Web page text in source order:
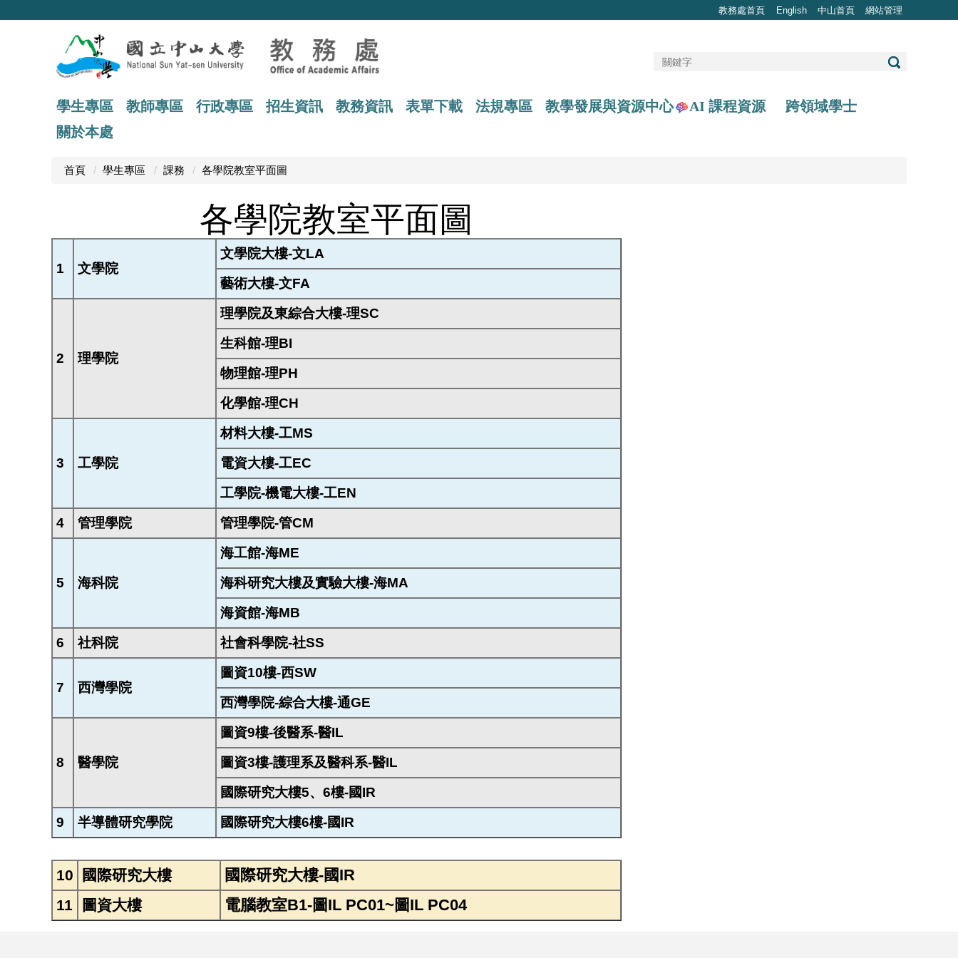
教務處首頁 English 中山首頁 網站管理
學生專區 教師專區 行政專區 招生資訊 教務資訊 表單下載 法規專區 教學發展與資源中心 AI 課程資源
跨領域學士
關於本處
首頁 學生專區 課務 各學院教室平面圖
各學院教室平面圖
1 文學院
文學院大樓-文LA
藝術大樓-文FA
2 理學院
理學院及東綜合大樓-理SC
生科館-理BI
物理館-理PH
化學館-理CH
3 工學院
材料大樓-工MS
電資大樓-工EC
工學院-機電大樓-工EN
4
管理學院 管理學院-管CM
5 海科院
海工館-海ME
海科研究大樓及實驗大樓-海MA
海資館-海MB
6
社科院 社會科學院-社SS
7 西灣學院
圖資10樓-西SW
西灣學院-綜合大樓-通GE
8 醫學院
圖資9樓-後醫系-醫IL
圖資3樓-護理系及醫科系-醫IL
國際研究大樓5、6樓-國IR
9
半導體研究學院 國際研究大樓6樓-國IR
10 國際研究大樓 國際研究大樓-國IR
11 圖資大樓 電腦教室B1-圖IL PC01~圖IL PC04